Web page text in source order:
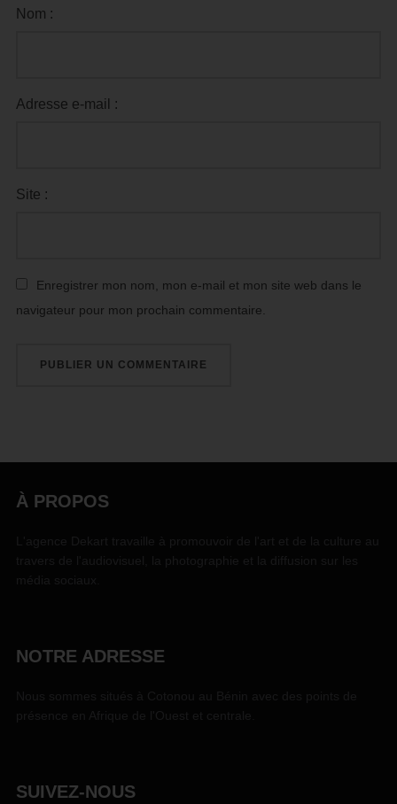
Nom :
Adresse e-mail :
Site :
Enregistrer mon nom, mon e-mail et mon site web dans le
navigateur pour mon prochain commentaire.
À PROPOS
NOTRE ADRESSE
SUIVEZ-NOUS